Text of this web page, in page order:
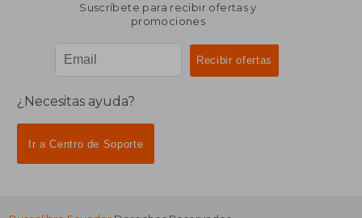
Suscríbete para recibir ofertas y
promociones
¿Necesitas ayuda?
Ir a Centro de Soporte